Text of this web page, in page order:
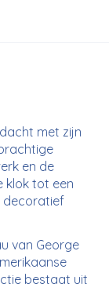
met zijn
en de
klok tot een
decoratief
van George
bestaat uit